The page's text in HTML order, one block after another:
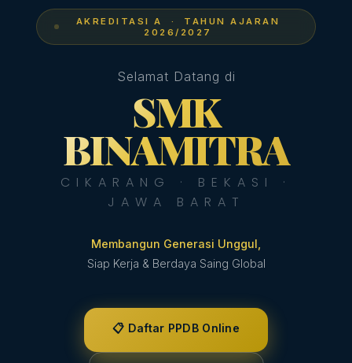
AKREDITASI A · TAHUN AJARAN
2026/2027
Selamat Datang di
SMK
BINAMITRA
CIKARANG · BEKASI ·
JAWA BARAT
Membangun Generasi Unggul,
Siap Kerja & Berdaya Saing Global
📋 Daftar PPDB Online